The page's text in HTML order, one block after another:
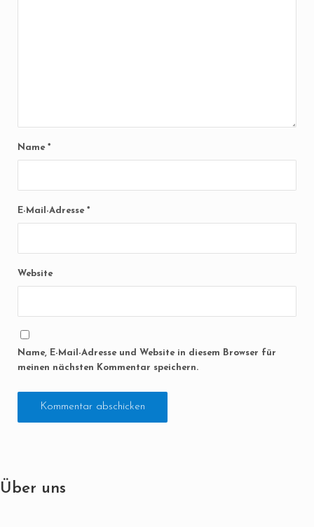
Name *
E-Mail-Adresse *
Website
Name, E-Mail-Adresse und Website in diesem Browser für
meinen nächsten Kommentar speichern.
Über uns